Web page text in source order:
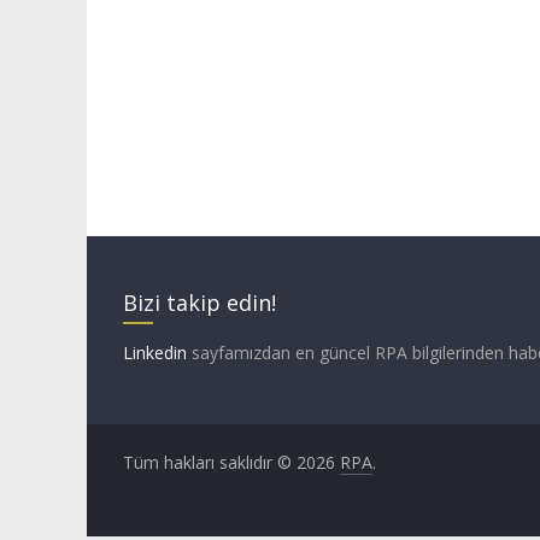
Bizi takip edin!
Linkedin sayfamızdan en güncel RPA bilgilerinden
Tüm hakları saklıdır © 2026 RPA.